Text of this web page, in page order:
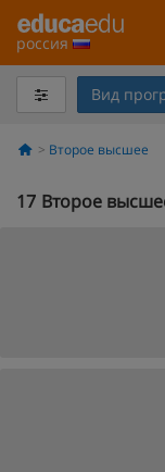
россия
Вид
Второе высшее
17 Второе